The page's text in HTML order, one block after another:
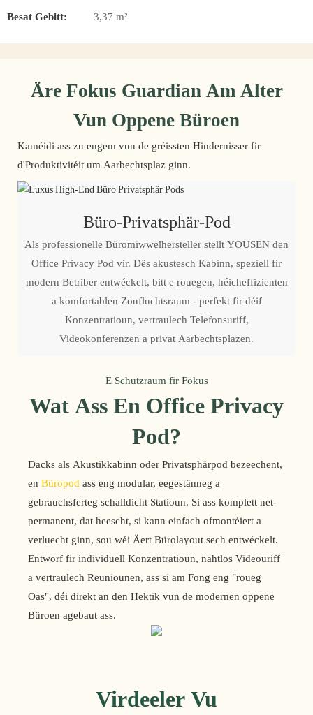
Besat Gebitt: 3,37 m²
Äre Fokus Guardian Am Alter
Vun Oppene Büroen
Kaméidi ass zu engem vun de gréissten Hindernisser fir
d'Produktivitéit um Aarbechtsplaz ginn.
Büro-Privatsphär-Pod
Als professionelle Büromiwwelhersteller stellt YOUSEN den
Office Privacy Pod vir. Dës akustesch Kabinn, speziell fir
modern Betriber entwéckelt, bitt e rouegen, héicheffizienten
a komfortablen Zoufluchtsraum - perfekt fir déif
Konzentratioun, vertraulech Telefonsuriff,
Videokonferenzen a privat Aarbechtsplazen.
E Schutzraum fir Fokus
Wat Ass En Office Privacy
Pod?
Dacks als Akustikkabinn oder Privatsphärpod bezeechent,
en Büropod ass eng modular, eegestänneg a
gebrauchsferteg schalldicht Statioun. Si ass komplett net-
permanent, dat heescht, si kann einfach ofmontéiert a
verluecht ginn, sou wéi Äert Bürolayout sech entwéckelt.
Entworf fir individuell Konzentratioun, nahtlos Videouriff
a vertraulech Reuniounen, ass si am Fong eng "roueg
Oas", déi direkt an den Hektik vun de modernen oppene
Büroen agebaut ass.
Virdeeler Vu